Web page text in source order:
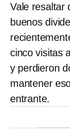
Vale resaltar
buenos
cinco visitas
y perdieron
mantener
entrante.